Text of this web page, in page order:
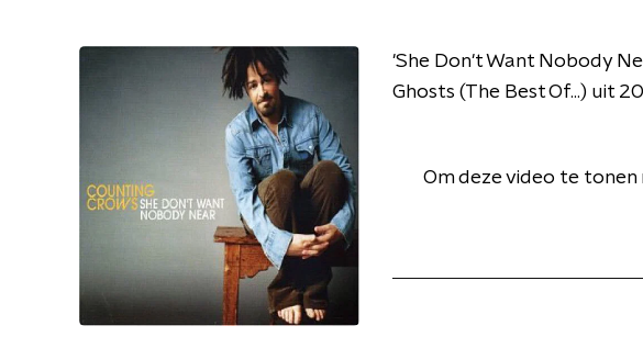
'She Don't Want Nobody
Ghosts (The Best Of...) uit
Om deze video te tonen